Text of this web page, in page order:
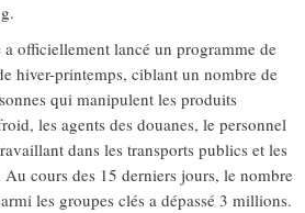
officiellement lancé un programme de
hiver-printemps, ciblant un nombre de
qui manipulent les produits
les agents des douanes, le personnel
dans les transports publics et les
cours des 15 derniers jours, le nombre
les groupes clés a dépassé 3 millions.